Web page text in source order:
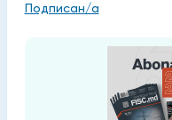
Подписан/а